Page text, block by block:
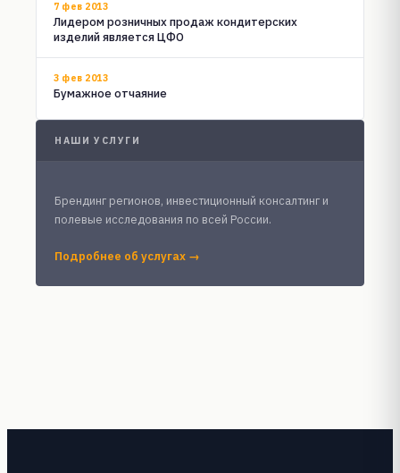
7 фев 2013
Лидером розничных продаж кондитерских
изделий является ЦФО
3 фев 2013
Бумажное отчаяние
НАШИ УСЛУГИ
Брендинг регионов, инвестиционный консалтинг и
полевые исследования по всей России.
Подробнее об услугах →